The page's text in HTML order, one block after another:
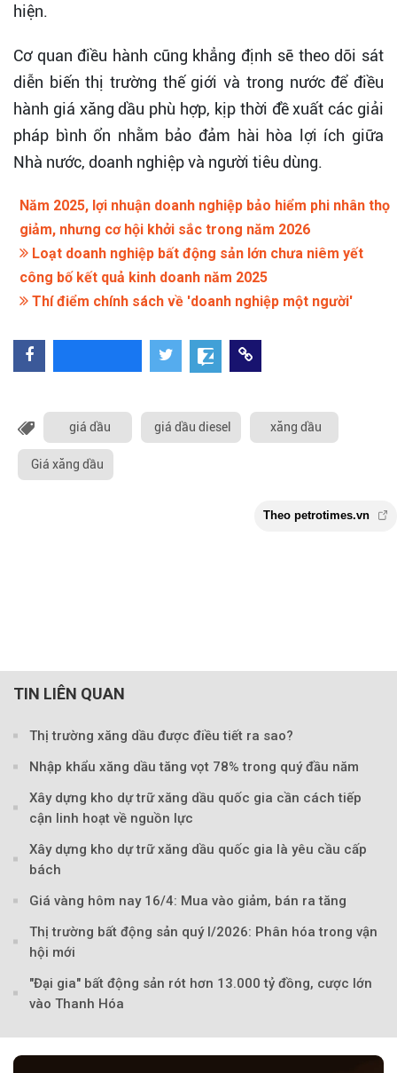
hiện.
Cơ quan điều hành cũng khẳng định sẽ theo dõi sát
diễn biến thị trường thế giới và trong nước để điều
hành giá xăng dầu phù hợp, kịp thời đề xuất các giải
pháp bình ổn nhằm bảo đảm hài hòa lợi ích giữa
Nhà nước, doanh nghiệp và người tiêu dùng.
Năm 2025, lợi nhuận doanh nghiệp bảo hiểm phi nhân thọ
giảm, nhưng cơ hội khởi sắc trong năm 2026
Loạt doanh nghiệp bất động sản lớn chưa niêm yết
công bố kết quả kinh doanh năm 2025
Thí điểm chính sách về 'doanh nghiệp một người'
giá dầu giá dầu diesel xăng dầu
Giá xăng dầu
Theo
TIN LIÊN QUAN
Thị trường xăng dầu được điều tiết ra sao?
Nhập khẩu xăng dầu tăng vọt 78% trong quý đầu năm
Xây dựng kho dự trữ xăng dầu quốc gia cần cách tiếp
cận linh hoạt về nguồn lực
Xây dựng kho dự trữ xăng dầu quốc gia là yêu cầu cấp
bách
Giá vàng hôm nay 16/4: Mua vào giảm, bán ra tăng
Thị trường bất động sản quý I/2026: Phân hóa trong vận
hội mới
"Đại gia" bất động sản rót hơn 13.000 tỷ đồng, cược lớn
vào Thanh Hóa